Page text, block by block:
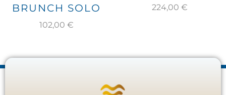
BRUNCH SOLO
102,00 €
224,00 €